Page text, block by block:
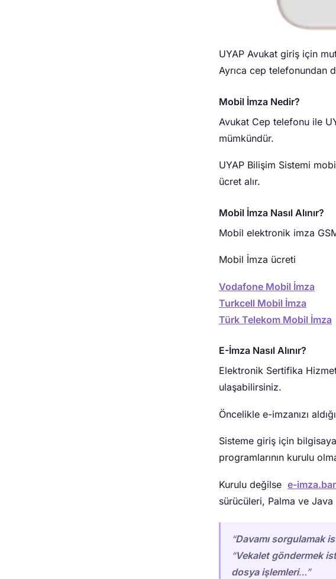
UYAP Avukat giriş için
Ayrıca cep telefonundan
Mobil İmza Nedir?
Avukat Cep telefonu ile
mümkündür.
UYAP Bilişim Sistemi
ücret alır.
Mobil İmza Nasıl Alınır?
Mobil elektronik imza
Mobil İmza ücreti
Vodafone Mobil İmza
Turkcell Mobil İmza
Türk Telekom Mobil İmza
E-İmza Nasıl Alınır?
Elektronik Sertifika
ulaşabilirsiniz.
Öncelikle e-imzanızı
Sisteme giriş için
programlarının kurulu
Kurulu değilse e-
sürücüleri, Palma ve
“Davamı sorgulamak
“Vekalet göndermek
dosya işlemleri…”